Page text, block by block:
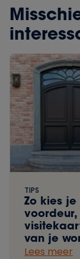
TIPS
Zo kies je
voordeur,
van je
Lees meer